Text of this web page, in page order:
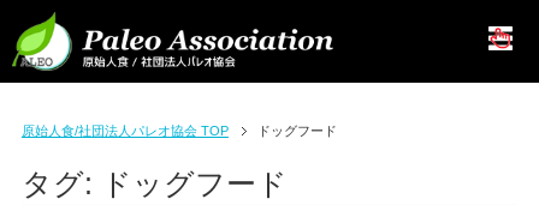
原始人食/社団法人パレオ協会 TOP ドッグフード
タグ: ドッグフード